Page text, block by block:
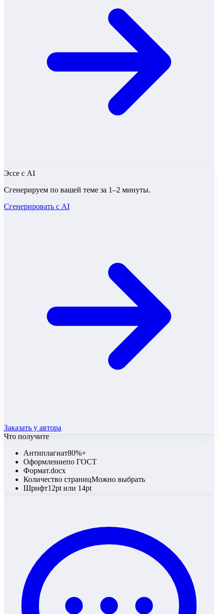
Эссе с AI
Сгенерируем по вашей теме за 1–2 минуты.
Сгенерировать с AI
Заказать у автора
Что получите
Антиплагиат80%+
Оформлениепо ГОСТ
Формат.docx
Количество страницМожно выбрать
Шрифт12pt или 14pt